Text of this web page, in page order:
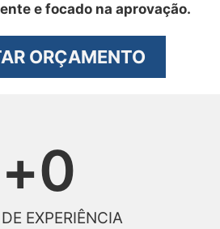
e focado na aprovação.
ORÇAMENTO
EXPERIÊNCIA
+0